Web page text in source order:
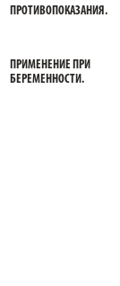
ПРОТИВОПОКАЗАНИЯ.
ПРИМЕНЕНИЕ ПРИ
БЕРЕМЕННОСТИ.